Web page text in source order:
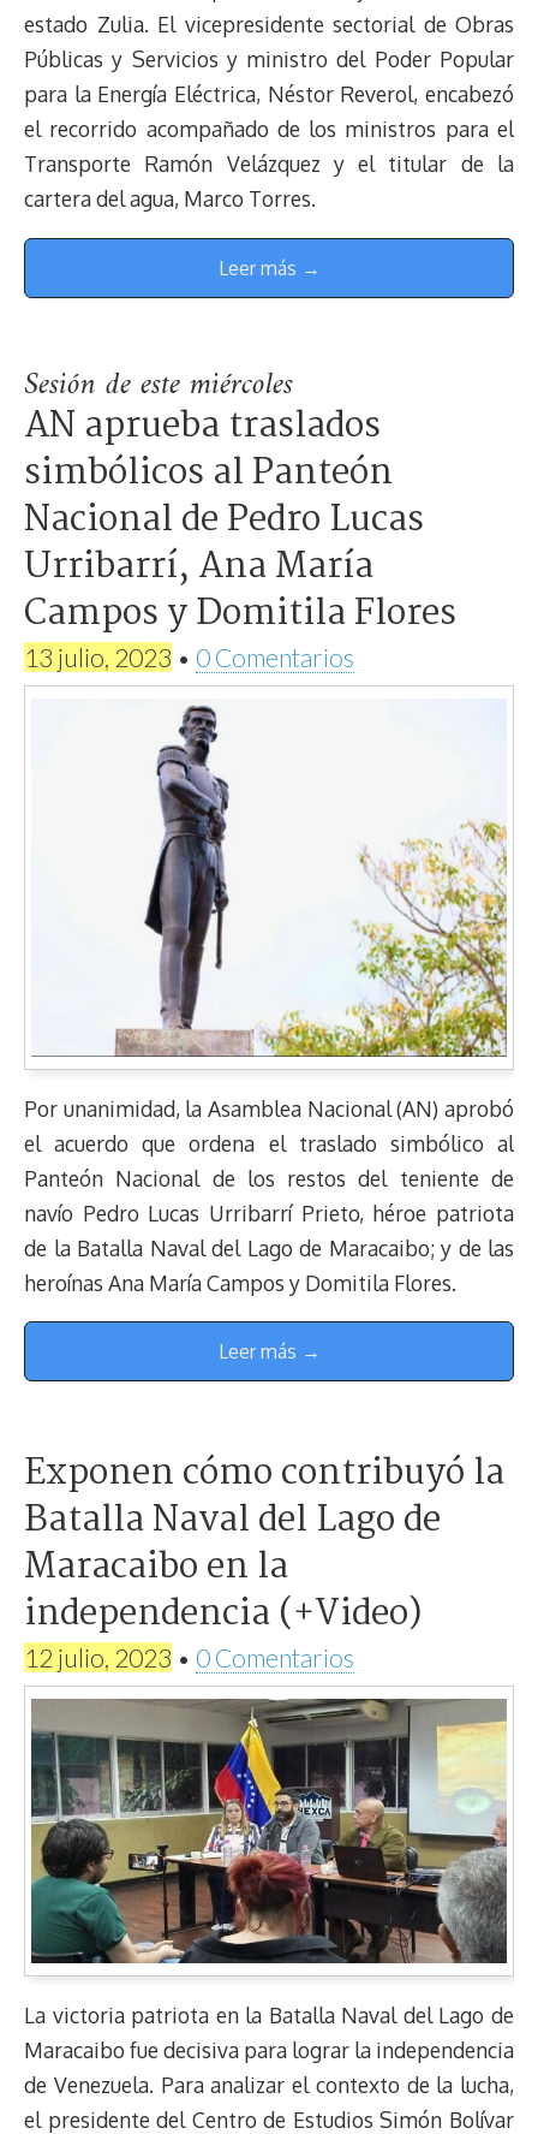
estado Zulia. El vicepresidente sectorial de Obras
Públicas y Servicios y ministro del Poder Popular
para la Energía Eléctrica, Néstor Reverol, encabezó
el recorrido acompañado de los ministros para el
Transporte Ramón Velázquez y el titular de la
cartera del agua, Marco Torres.
Leer más →
Sesión de este miércoles
AN aprueba traslados
simbólicos al Panteón
Nacional de Pedro Lucas
Urribarrí, Ana María
Campos y Domitila Flores
13 julio, 2023 • 0 Comentarios
Por unanimidad, la Asamblea Nacional (AN) aprobó
el acuerdo que ordena el traslado simbólico al
Panteón Nacional de los restos del teniente de
navío Pedro Lucas Urribarrí Prieto, héroe patriota
de la Batalla Naval del Lago de Maracaibo; y de las
heroínas Ana María Campos y Domitila Flores.
Leer más →
Exponen cómo contribuyó la
Batalla Naval del Lago de
Maracaibo en la
independencia (+Video)
12 julio, 2023 • 0 Comentarios
La victoria patriota en la Batalla Naval del Lago de
Maracaibo fue decisiva para lograr la independencia
de Venezuela. Para analizar el contexto de la lucha,
el presidente del Centro de Estudios Simón Bolívar